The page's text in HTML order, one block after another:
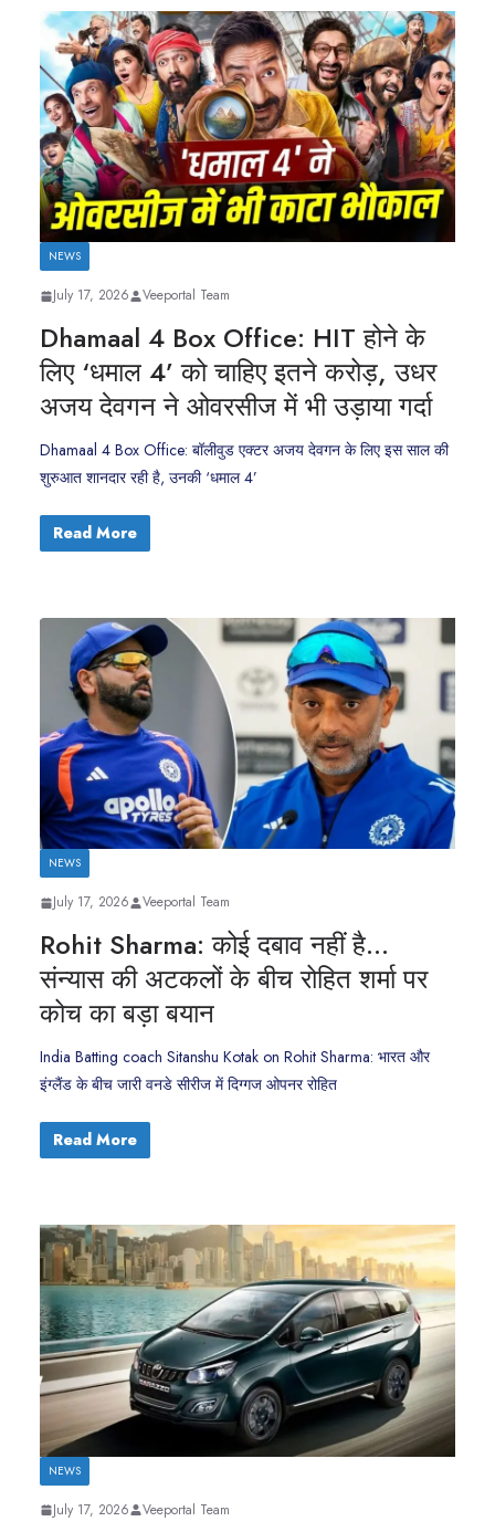
NEWS
July 17, 2026 Veeportal Team
Dhamaal 4 Box Office: HIT होने के
लिए ‘धमाल 4’ को चाहिए इतने करोड़, उधर
अजय देवगन ने ओवरसीज में भी उड़ाया गर्दा
Dhamaal 4 Box Office: बॉलीवुड एक्टर अजय देवगन के लिए इस साल की
शुरुआत शानदार रही है, उनकी ‘धमाल 4’
Read More
NEWS
July 17, 2026 Veeportal Team
Rohit Sharma: कोई दबाव नहीं है…
संन्यास की अटकलों के बीच रोहित शर्मा पर
कोच का बड़ा बयान
India Batting coach Sitanshu Kotak on Rohit Sharma: भारत और
इंग्लैंड के बीच जारी वनडे सीरीज में दिग्गज ओपनर रोहित
Read More
NEWS
July 17, 2026 Veeportal Team